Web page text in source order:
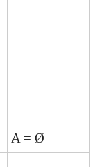
A = Ø